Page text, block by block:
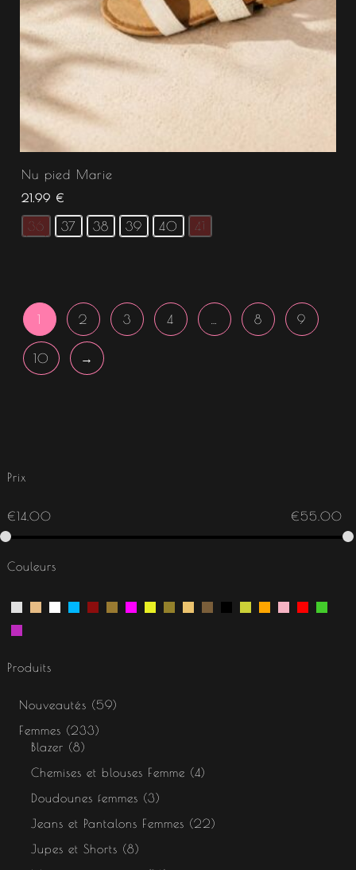
Prix
€14.00 €55.00
Couleurs
Produits
Nouveautés
59
Femmes
233
Blazer
8
Chemises et blouses Femme
4
Doudounes femmes
3
Jeans et Pantalons Femmes
22
Jupes et Shorts
8
Nu pied Marie
21.99 €
36 37 38 39 40 41
1 2 3 4 8 9
10 →